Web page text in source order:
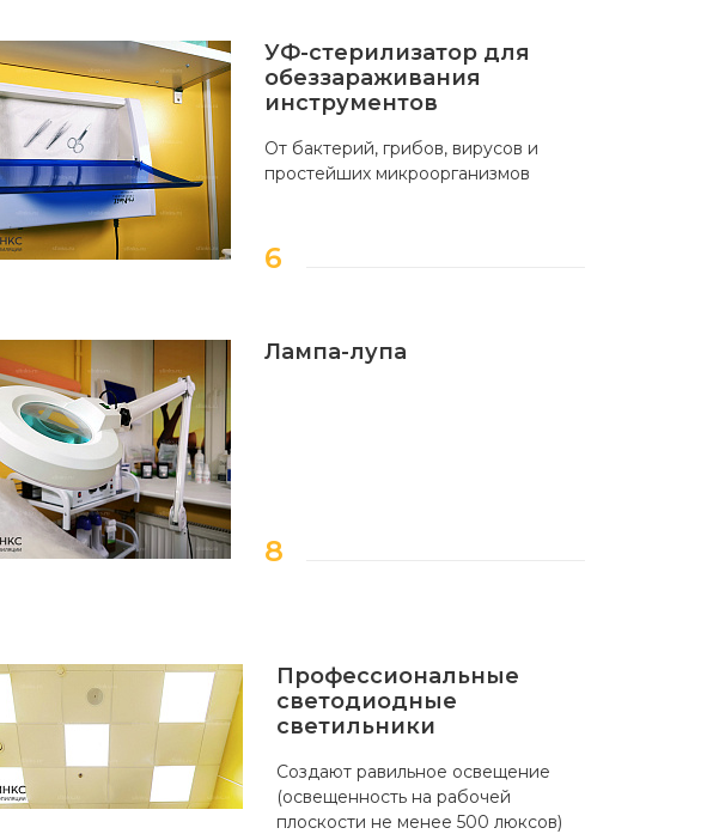
УФ-стерилизатор для
обеззараживания
инструментов
От бактерий, грибов, вирусов и
простейших микроорганизмов
Лампа-лупа
Профессиональные
светодиодные
светильники
Создают равильное освещение
(освещенность на рабочей
плоскости не менее 500 люксов)